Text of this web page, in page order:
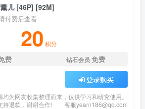
儿 [46P] [92M]
付费后查看
20 积分
费 钻石会员 免费
登录购买
均为网友收集整理而来，仅供学习和研究使用。
持退款，谢谢合作!
客服yearn186@qq.com